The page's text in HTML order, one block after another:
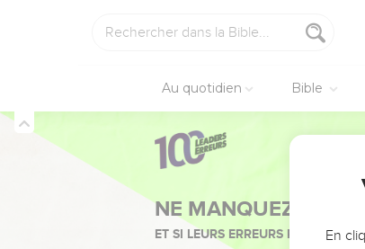
Au quotidien Bible
NE MANQUEZ PAS
ET SI LEURS ERREURS
En